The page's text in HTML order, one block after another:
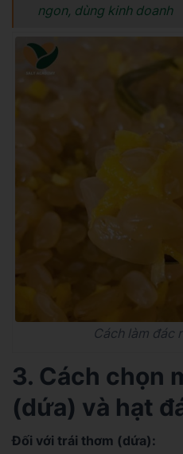
ngon, dùng kinh doanh
Cách làm đác
3. Cách chọn
(dứa) và hạt
Đối với trái thơm (dứa):